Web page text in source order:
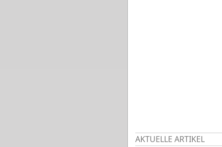
AKTUELLE ARTIKEL